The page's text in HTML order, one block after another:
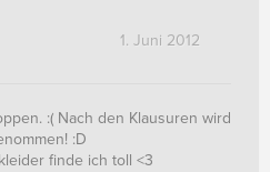
1. Juni 2012
:( Nach den Klausuren wird
:D
finde ich toll <3